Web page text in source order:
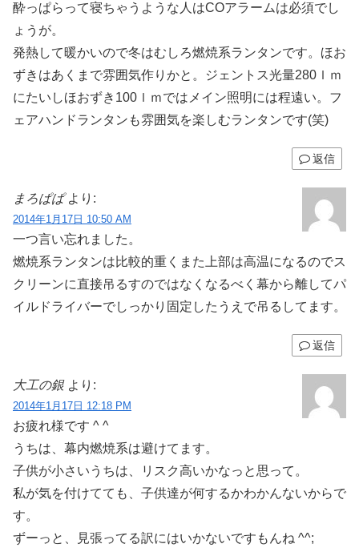
酔っぱらって寝ちゃうような人はCOアラームは必須でし
ょうが。
発熱して暖かいので冬はむしろ燃焼系ランタンです。ほお
ずきはあくまで雰囲気作りかと。ジェントス光量280ｌｍ
にたいしほおずき100ｌｍではメイン照明には程遠い。フ
ェアハンドランタンも雰囲気を楽しむランタンです(笑)
返信
まろぱぱ より:
2014年1月17日 10:50 AM
一つ言い忘れました。
燃焼系ランタンは比較的重くまた上部は高温になるのでス
クリーンに直接吊るすのではなくなるべく幕から離してパ
イルドライバーでしっかり固定したうえで吊るしてます。
返信
大工の銀 より:
2014年1月17日 12:18 PM
お疲れ様です ^ ^
うちは、幕内燃焼系は避けてます。
子供が小さいうちは、リスク高いかなっと思って。
私が気を付けてても、子供達が何するかわかんないからで
す。
ずーっと、見張ってる訳にはいかないですもんね ^^;